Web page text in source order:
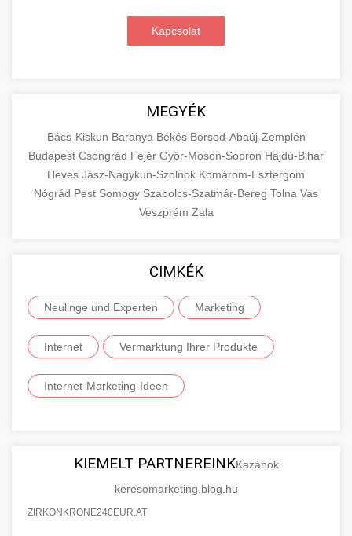
Kapcsolat
MEGYÉK
Bács-Kiskun Baranya Békés Borsod-Abaúj-Zemplén
Budapest Csongrád Fejér Győr-Moson-Sopron Hajdú-Bihar
Heves Jász-Nagykun-Szolnok Komárom-Esztergom
Nógrád Pest Somogy Szabolcs-Szatmár-Bereg Tolna Vas
Veszprém Zala
CIMKÉK
Neulinge und Experten Marketing
Internet Vermarktung Ihrer Produkte
Internet-Marketing-Ideen
KIEMELT PARTNEREINKKazánok
keresomarketing.blog.hu
ZIRKONKRONE240EUR.AT